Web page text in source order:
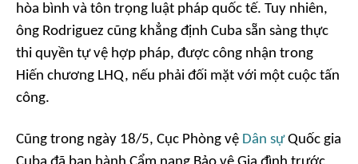
hòa bình và tôn trọng luật pháp quốc tế. Tuy nhiên,
ông Rodriguez cũng khẳng định Cuba sẵn sàng thực
thi quyền tự vệ hợp pháp, được công nhận trong
Hiến chương LHQ, nếu phải đối mặt với một cuộc tấn
công.
Cũng trong ngày 18/5, Cục Phòng vệ Dân sựQuốc gia